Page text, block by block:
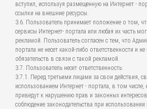
вступил, используя размещенную на Интернет -
ссылки на внешние ресурсы.
3.6. Пользователь принимает положение о том,
сервисы Интернет- портала или любая их часть
рекламой. Пользователь согласен с тем, что
портала не несет какой-либо ответственности и не
обязательств в связи с такой рекламой.
3.7. Пользователь несет ответственность:
3.7.1. Перед третьими лицами за свои действия,
использованием Интернет - портала, в том числе,
приведут к нарушению прав и законных интересов
соблюдение законодательства при использовании